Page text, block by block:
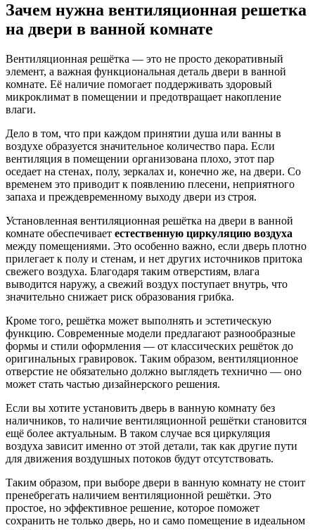
Зачем нужна вентиляционная решетка
на двери в ванной комнате
Вентиляционная решётка — это не просто декоративный
элемент, а важная функциональная деталь двери в ванной
комнате. Её наличие помогает поддерживать здоровый
микроклимат в помещении и предотвращает накопление
влаги.
Дело в том, что при каждом принятии душа или ванны в
воздухе образуется значительное количество пара. Если
вентиляция в помещении организована плохо, этот пар
оседает на стенах, полу, зеркалах и, конечно же, на двери. Со
временем это приводит к появлению плесени, неприятного
запаха и преждевременному выходу двери из строя.
Установленная вентиляционная решётка на двери в ванной
комнате обеспечивает естественную циркуляцию воздуха
между помещениями. Это особенно важно, если дверь плотно
прилегает к полу и стенам, и нет других источников притока
свежего воздуха. Благодаря таким отверстиям, влага
выводится наружу, а свежий воздух поступает внутрь, что
значительно снижает риск образования грибка.
Кроме того, решётка может выполнять и эстетическую
функцию. Современные модели предлагают разнообразные
формы и стили оформления — от классических решёток до
оригинальных гравировок. Таким образом, вентиляционное
отверстие не обязательно должно выглядеть технично — оно
может стать частью дизайнерского решения.
Если вы хотите установить дверь в ванную комнату без
наличников, то наличие вентиляционной решётки становится
ещё более актуальным. В таком случае вся циркуляция
воздуха зависит именно от этой детали, так как другие пути
для движения воздушных потоков будут отсутствовать.
Таким образом, при выборе двери в ванную комнату не стоит
пренебрегать наличием вентиляционной решётки. Это
простое, но эффективное решение, которое поможет
сохранить не только дверь, но и само помещение в идеальном